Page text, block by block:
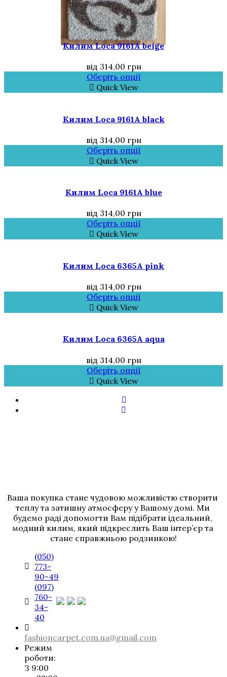
Килим Loca 9161A beige
від 314,00 грн
Оберіть опції
Quick View
Килим Loca 9161A black
від 314,00 грн
Оберіть опції
Quick View
Килим Loca 9161A blue
від 314,00 грн
Оберіть опції
Quick View
Килим Loca 6365A pink
від 314,00 грн
Оберіть опції
Quick View
Килим Loca 6365A aqua
від 314,00 грн
Оберіть опції
Quick View
Ваша покупка стане чудовою можливістю створити
теплу та затишну атмосферу у Вашому домі. Ми
будемо раді допомогти Вам підібрати ідеальний,
модний килим, який підкреслить Ваш інтер’єр та
стане справжньою родзинкою!
(050)
773-
90-49
(097)
760-
34-
40
fashioncarpet.com.ua@gmail.com
Режим
роботи:
З 9:00